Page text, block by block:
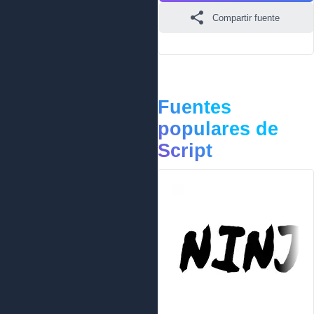
Compartir fuente
Fuentes
populares de
Script